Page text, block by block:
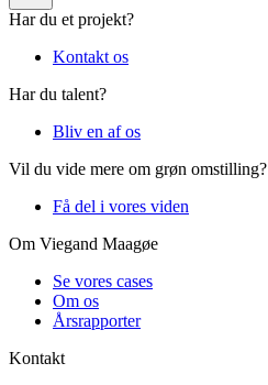
Har du et projekt?
Kontakt os
Har du talent?
Bliv en af os
Vil du vide mere om grøn omstilling?
Få del i vores viden
Om Viegand Maagøe
Se vores cases
Om os
Årsrapporter
Kontakt